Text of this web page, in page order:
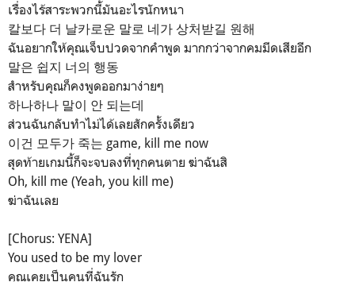
เรื่องไร้สาระพวกนี้มันอะไรนักหนา
칼보다 더 날카로운 말로 네가 상처받길 원해
ฉันอยากให้คุณเจ็บปวดจากคำพูด มากกว่าจากคมมีดเสียอีก
말은 쉽지 너의 행동
สำหรับคุณก็คงพูดออกมาง่ายๆ
하나하나 말이 안 되는데
ส่วนฉันกลับทำไม่ได้เลยสักครั้งเดียว
이건 모두가 죽는 game, kill me now
สุดท้ายเกมนี้ก็จะจบลงที่ทุกคนตาย ฆ่าฉันสิ
Oh, kill me (Yeah, you kill me)
ฆ่าฉันเลย
[Chorus: YENA]
You used to be my lover
คุณเคยเป็นคนที่ฉันรัก